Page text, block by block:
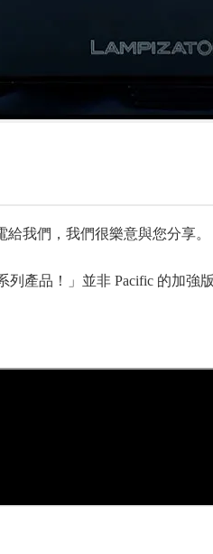
我們，我們很樂意與您分享。
產品！」並非 Pacific 的加強